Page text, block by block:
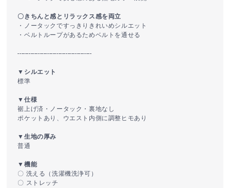
〇きちんと感とリラックス感を両立
・ノータックですっきりきれいめシルエット
・ベルトループがあるためベルトを通せる
----------------------------------------
▼シルエット
標準
▼仕様
裾上げ済・ノータック・裏地なし
ポケットあり、ウエスト内側に調整ヒモあり
▼生地の厚み
普通
▼機能
〇 洗える（洗濯機洗浄可）
〇 ストレッチ